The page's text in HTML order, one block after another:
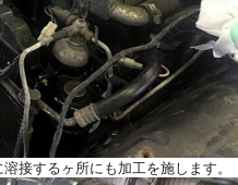
接するヶ所にも加工を施します。